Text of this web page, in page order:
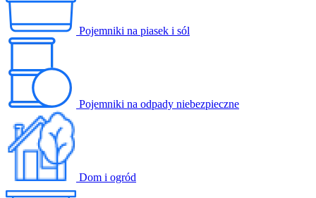
Pojemniki na piasek i sól
Pojemniki na odpady niebezpieczne
Dom i ogród